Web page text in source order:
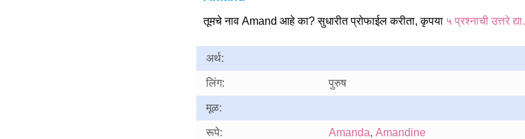
तूमचे नाव Amand आहे का? सुधारीत प्रोफाईल करीता, कृपया ५ प्रश्नाची उत्तरे द्या.
अर्थ:
लिंग: पुरुष
मूळ:
रूपे: Amanda, Amandine